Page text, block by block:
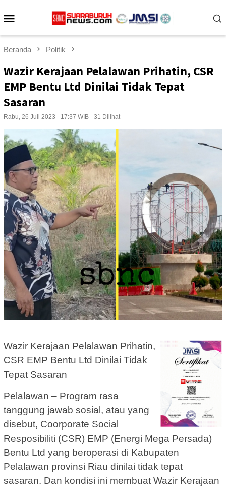
ke
Beranda Politik
Wazir Kerajaan Pelalawan Prihatin, CSR
EMP Bentu Ltd Dinilai Tidak Tepat
Sasaran
Rabu, 26 Juli 2023 - 17:37 WIB 31 Dilihat
Wazir Kerajaan Pelalawan Prihatin,
CSR EMP Bentu Ltd Dinilai Tidak
Tepat Sasaran
Pelalawan – Program rasa
tanggung jawab sosial, atau yang
disebut, Coorporate Social
Resposibiliti (CSR) EMP (Energi Mega Persada)
Bentu Ltd yang beroperasi di Kabupaten
Pelalawan provinsi Riau dinilai tidak tepat
sasaran. Dan kondisi ini membuat Wazir Kerajaan